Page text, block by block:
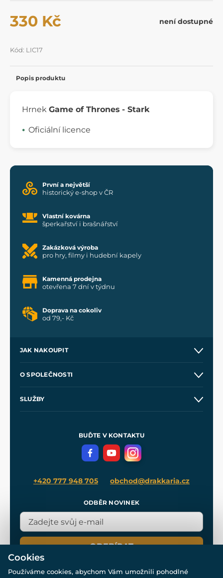
330 Kč není dostupné
Kód: LIC17
Popis produktu
Hrnek Game of Thrones - Stark
Oficiální licence
První a největší
historický e-shop v ČR
Vlastní kovárna
šperkařství i brašnářství
Zakázková výroba
pro hry, filmy i hudební kapely
Kamenná prodejna
otevřena 7 dní v týdnu
Doprava na cokoliv
od 79,- Kč
JAK NAKOUPIT
Velkoobchod
O SPOLEČNOSTI
SLUŽBY
Meče pro Kingdom Come
BUĎTE V KONTAKTU
+420 777 948 705 obchod@drakkaria.cz
ODBĚR NOVINEK
ODEBÍRAT
Cookies
Používáme cookies, abychom Vám umožnili pohodlné